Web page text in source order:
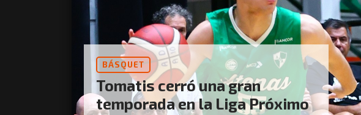
BÁSQUET
Tomatis cerró una gran
temporada en la Liga Próximo